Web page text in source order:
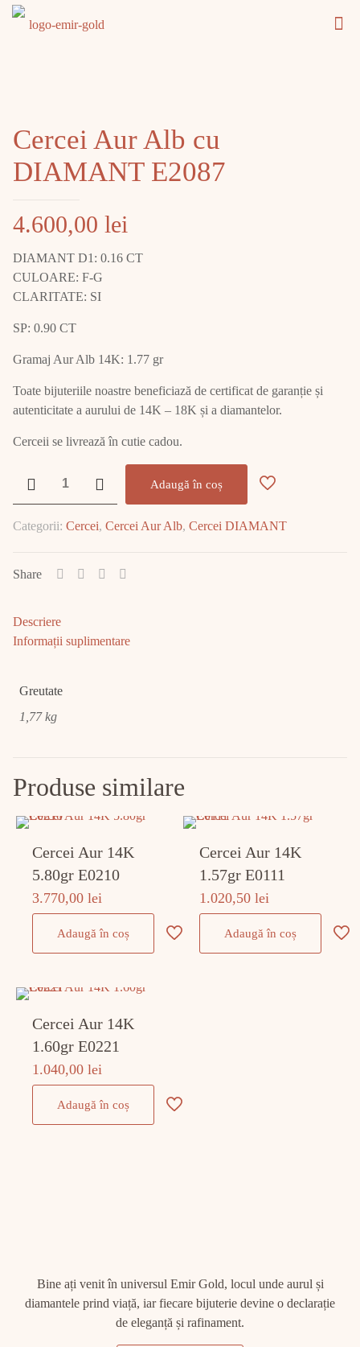
Cercei Aur Alb cu
DIAMANT E2087
4.600,00 lei
DIAMANT D1: 0.16 CT
CULOARE: F-G
CLARITATE: SI
SP: 0.90 CT
Gramaj Aur Alb 14K: 1.77 gr
Toate bijuteriile noastre beneficiază de certificat de garanție și
autenticitate a aurului de 14K – 18K și a diamantelor.
Cerceii se livrează în cutie cadou.
Cercei
Alb
DIAMANT
Adaugă în coș
Categorii: Cercei, Cercei Aur Alb, Cercei DIAMANT
Share
Descriere
Informații suplimentare
Greutate
1,77 kg
Produse similare
Cercei Aur 14K
5.80gr E0210
3.770,00lei
Adaugă în coș
Cercei Aur 14K
1.57gr E0111
1.020,50lei
Adaugă în coș
Cercei Aur 14K
1.60gr E0221
1.040,00lei
Adaugă în coș
Bine ați venit în universul Emir Gold, locul unde aurul și
diamantele prind viață, iar fiecare bijuterie devine o declarație
de eleganță și rafinament.